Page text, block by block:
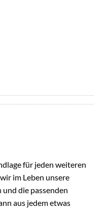
für jeden weiteren
im Leben unsere
die passenden
aus jedem etwas